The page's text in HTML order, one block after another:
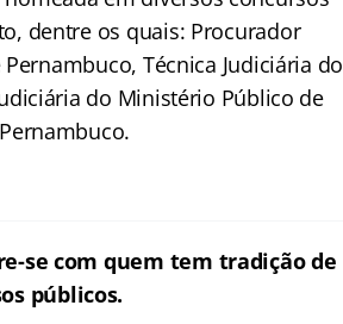
dentre os quais: Procurador
Técnica Judiciária do
do Ministério Público de
se com quem tem tradição de
públicos.